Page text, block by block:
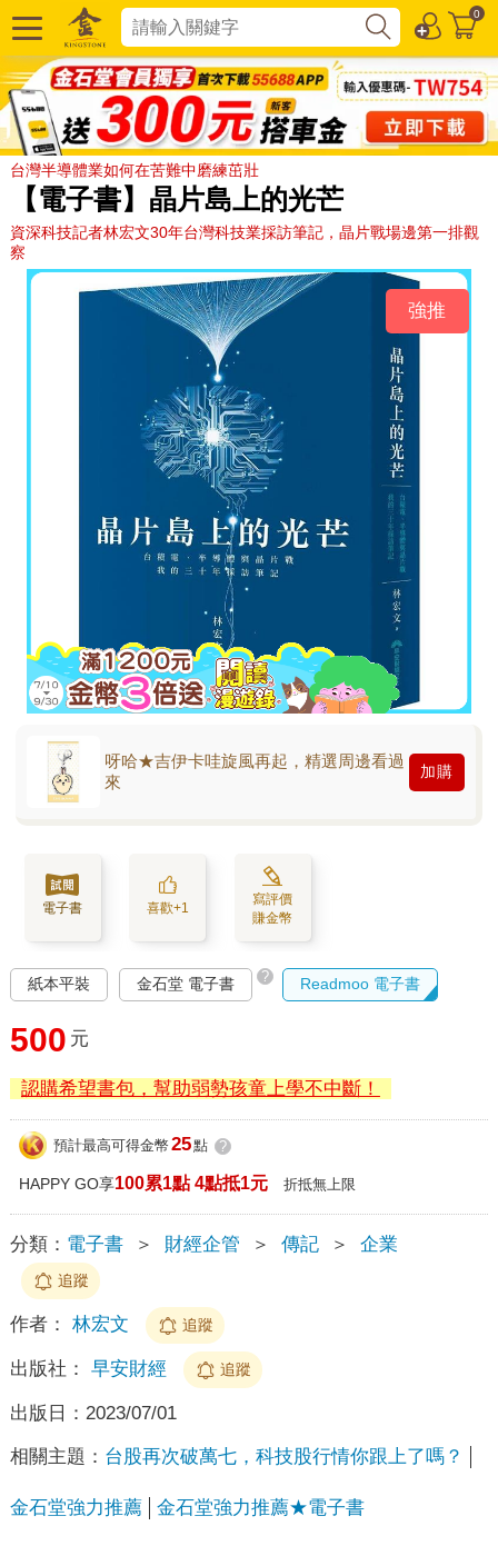
0
台灣半導體業如何在苦難中磨練茁壯
【電子書】晶片島上的光芒
資深科技記者林宏文30年台灣科技業採訪筆記，晶片戰場邊第一排觀
察
強推
呀哈★吉伊卡哇旋風再起，精選周邊看過
來
加購
電子書 喜歡+1
寫評價
賺金幣
紙本平裝 金石堂 電子書 ? Readmoo 電子書
500 元
認購希望書包，幫助弱勢孩童上學不中斷！
預計最高可得金幣 25點 ?
HAPPY GO享100累1點 4點抵1元 折抵無上限
分類： 電子書 ＞ 財經企管 ＞ 傳記 ＞ 企業
追蹤
作者： 林宏文 追蹤
出版社： 早安財經 追蹤
出版日： 2023/07/01
相關主題： 台股再次破萬七，科技股行情你跟上了嗎？
金石堂強力推薦 金石堂強力推薦★電子書